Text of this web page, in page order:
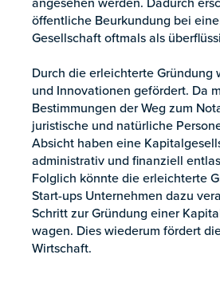
öffentliche Beurkundung bei
Gesellschaft oftmals als
Durch die erleichterte Gründung
und Innovationen gefördert. Da
Bestimmungen der Weg zum
juristische und natürliche
Absicht haben eine
administrativ und finanziell
Folglich könnte die erleichterte
Start-ups Unternehmen dazu
Schritt zur Gründung einer
wagen. Dies wiederum fördert
Wirtschaft.